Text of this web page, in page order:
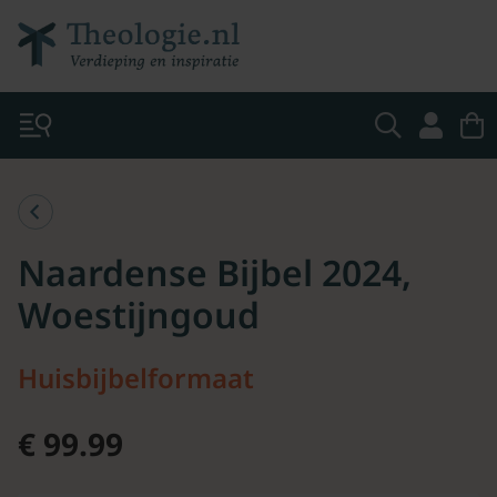
Naardense Bijbel 2024,
Woestijngoud
Huisbijbelformaat
€ 99.99